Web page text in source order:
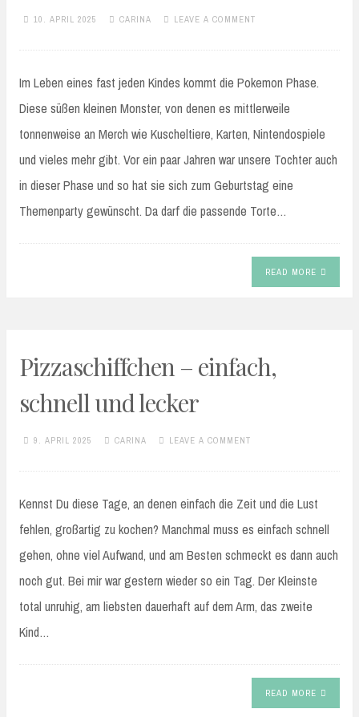
10. APRIL 2025 CARINA LEAVE A COMMENT
Im Leben eines fast jeden Kindes kommt die Pokemon Phase.
Diese süßen kleinen Monster, von denen es mittlerweile
tonnenweise an Merch wie Kuscheltiere, Karten, Nintendospiele
und vieles mehr gibt. Vor ein paar Jahren war unsere Tochter auch
in dieser Phase und so hat sie sich zum Geburtstag eine
Themenparty gewünscht. Da darf die passende Torte…
READ MORE
Pizzaschiffchen – einfach,
schnell und lecker
9. APRIL 2025 CARINA LEAVE A COMMENT
Kennst Du diese Tage, an denen einfach die Zeit und die Lust
fehlen, großartig zu kochen? Manchmal muss es einfach schnell
gehen, ohne viel Aufwand, und am Besten schmeckt es dann auch
noch gut. Bei mir war gestern wieder so ein Tag. Der Kleinste
total unruhig, am liebsten dauerhaft auf dem Arm, das zweite
Kind…
READ MORE